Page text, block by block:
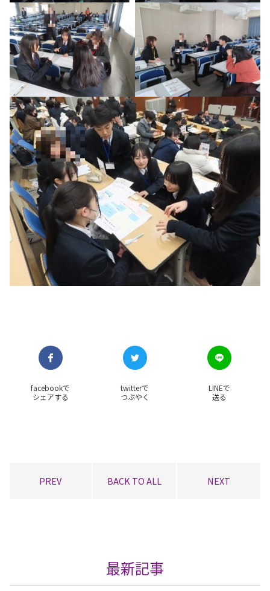
facebookで
シェアする
twitterで
つぶやく
LINEで
送る
PREV BACK TO ALL NEXT
最新記事